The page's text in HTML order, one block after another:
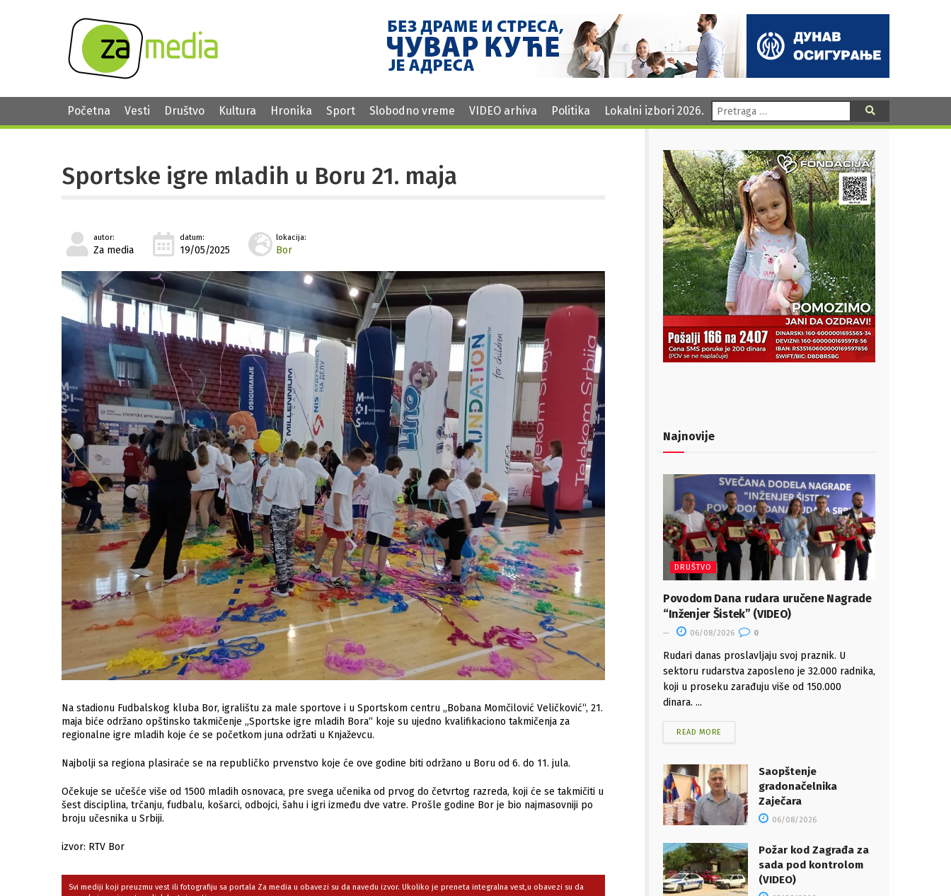
Početna Vesti Društvo Kultura Hronika Sport Slobodno vreme VIDEO arhiva Politika Lokalni izbori 2026. Pretraga:
Sportske igre mladih u Boru 21. maja
autor:
Za media
datum:
19/05/2025
lokacija:
Bor
Na stadionu Fudbalskog kluba Bor, igralištu za male sportove i u Sportskom centru „Bobana Momčilović Veličković“, 21.
maja biće održano opštinsko takmičenje „Sportske igre mladih Bora“ koje su ujedno kvalifikaciono takmičenja za
regionalne igre mladih koje će se početkom juna održati u Knjaževcu.
Najbolji sa regiona plasiraće se na republičko prvenstvo koje će ove godine biti održano u Boru od 6. do 11. jula.
Očekuje se učešće više od 1500 mladih osnovaca, pre svega učenika od prvog do četvrtog razreda, koji će se takmičiti u
šest disciplina, trčanju, fudbalu, košarci, odbojci, šahu i igri između dve vatre. Prošle godine Bor je bio najmasovniji po
broju učesnika u Srbiji.
izvor: RTV Bor
Svi mediji koji preuzmu vest ili fotografiju sa portala Za media u obavezi su da navedu izvor. Ukoliko je preneta integralna vest,u obavezi su da
Najnovije
DRUŠTVO
Povodom Dana rudara uručene Nagrade
“Inženjer Šistek” (VIDEO)
06/08/2026 0
Rudari danas proslavljaju svoj praznik. U
sektoru rudarstva zaposleno je 32.000 radnika,
koji u proseku zarađuju više od 150.000
dinara. ...
READ MORE
Saopštenje
gradonačelnika
Zaječara
06/08/2026
Požar kod Zagrađa za
sada pod kontrolom
(VIDEO)